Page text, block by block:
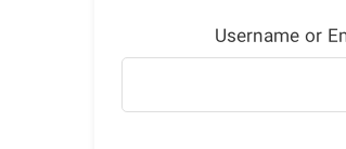
Username or